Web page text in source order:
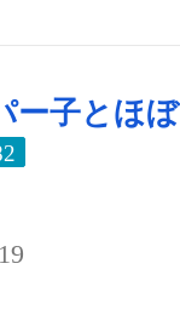
ー子とほぼ